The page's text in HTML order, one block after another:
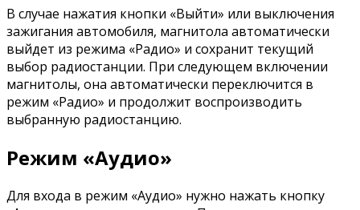
В случае нажатия кнопки «Выйти» или выключения
зажигания автомобиля, магнитола автоматически
выйдет из режима «Радио» и сохранит текущий
выбор радиостанции. При следующем включении
магнитолы, она автоматически переключится в
режим «Радио» и продолжит воспроизводить
выбранную радиостанцию.
Режим «Аудио»
Для входа в режим «Аудио» нужно нажать кнопку